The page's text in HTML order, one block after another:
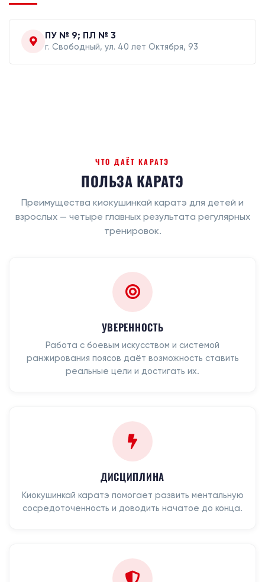
ПУ № 9; ПЛ № 3
г. Свободный, ул. 40 лет Октября, 93
ЧТО ДАЁТ КАРАТЭ
ПОЛЬЗА КАРАТЭ
Преимущества киокушинкай каратэ для детей и
взрослых — четыре главных результата регулярных
тренировок.
УВЕРЕННОСТЬ
Работа с боевым искусством и системой
ранжирования поясов даёт возможность ставить
реальные цели и достигать их.
ДИСЦИПЛИНА
Киокушинкай каратэ помогает развить ментальную
сосредоточенность и доводить начатое до конца.